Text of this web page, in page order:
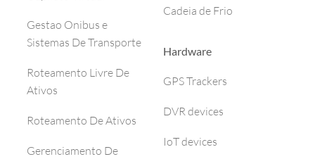
Gestao Onibus e
Sistemas De Transporte
Roteamento Livre De
Ativos
Roteamento De Ativos
Gerenciamento De
Cadeia de Frio
Hardware
GPS Trackers
DVR devices
IoT devices